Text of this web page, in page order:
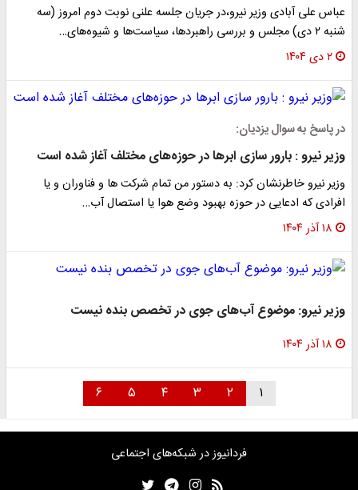
عباس علی آبادی وزیر نیرو،در جریان جلسه علنی نوبت دوم امروز (سه
شنبه ۲ دی) مجلس و بررسی راهبردها، سیاست‌ها و شیوه‌های…
۲ دی ۱۴۰۴
در پاسخ به سوال یزدیان:
وزیر نیرو : بارور سازی ابرها در حوزه‌های مختلف آغاز شده است
وزیر نیرو خاطرنشان کرد: به دستور من تمام شرکت ها و فناوران و یا
افرادی که ادعایی در حوزه بهبود وضع هوا یا استصال آب…
۱۸ آذر ۱۴۰۴
وزیر نیرو: موضوع آب‌های جوی در تخصص بنده نیست
۱۸ آذر ۱۴۰۴
۱ ۲ ۳ ۴ ۵ ۶
فردانیوز در شبکه‌های اجتماعی